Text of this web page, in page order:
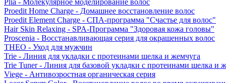
Plia - Молекулярное моделирование волос
Proedit Home Charge - Домашнее восстановление волос
Proedit Element Charge - СПА-программа "Счастье для волос"
Hair Skin Relaxing - SPA-Программа "Здоровая кожа головы"
Proscenia - Восстанавливающая серия для окрашенных волос
THEO - Уход для мужчин
Trie - Линия для укладки с протеинами шелка и жемчуга
Trie Tuner - Линия для базовой укладки с протеинами шелка и
Viege - Антивозростная органическая серия